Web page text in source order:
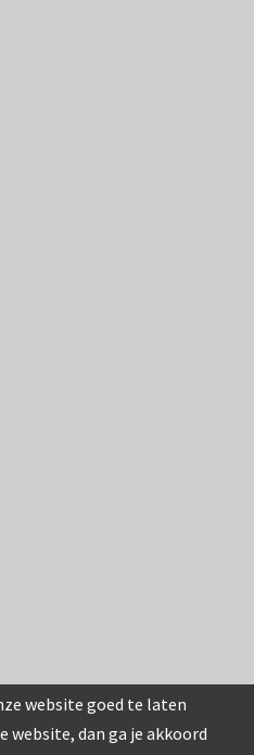
website goed te laten
website, dan ga je akkoord